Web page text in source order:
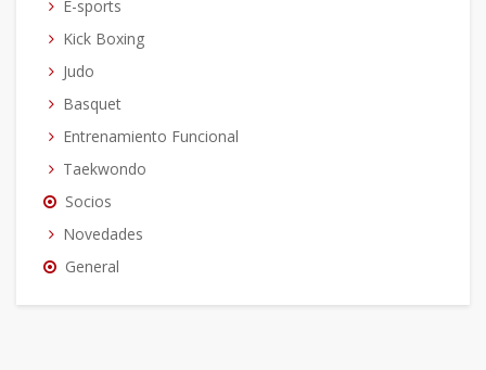
E-sports
Kick Boxing
Judo
Basquet
Entrenamiento Funcional
Taekwondo
Socios
Novedades
General